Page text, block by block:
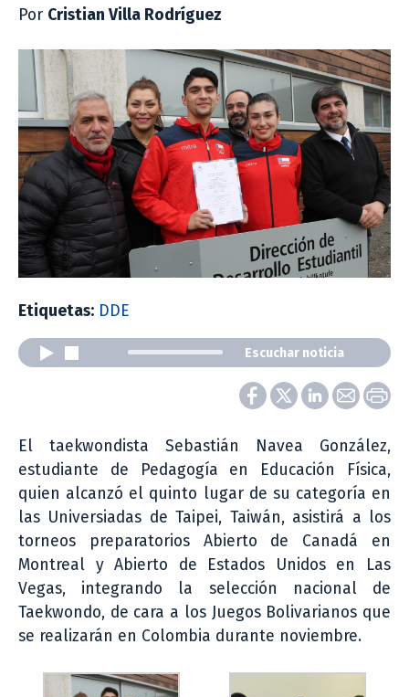
Por Cristian Villa Rodríguez
Etiquetas: DDE
Escuchar noticia
El taekwondista Sebastián Navea González,
estudiante de Pedagogía en Educación Física,
quien alcanzó el quinto lugar de su categoría en
las Universiadas de Taipei, Taiwán, asistirá a los
torneos preparatorios Abierto de Canadá en
Montreal y Abierto de Estados Unidos en Las
Vegas, integrando la selección nacional de
Taekwondo, de cara a los Juegos Bolivarianos que
se realizarán en Colombia durante noviembre.